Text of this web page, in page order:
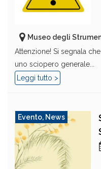
Museo degli
Attenzione! Si segnala
uno sciopero generale...
Leggi tutto >
Evento, News